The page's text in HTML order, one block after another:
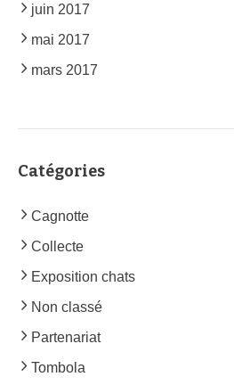
juin 2017
mai 2017
mars 2017
Catégories
Cagnotte
Collecte
Exposition chats
Non classé
Partenariat
Tombola